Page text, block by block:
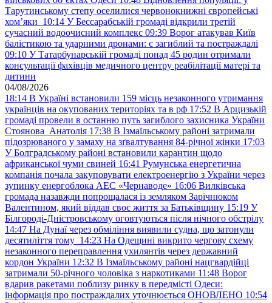
Тарутинському степу оселилися червонокнижні європейські
хом’яки 10:14 У Бессарабській громаді відкрили третій
сучасний водоочисний комплекс 09:39 Ворог атакував Київ
балістикою та ударними дронами: є загиблий та постраждалі
09:10 У Татарбунарській громаді понад 45 родин отримали
консультації фахівців медичного центру реабілітації матері та
дитини
04/08/2026
18:14 В Україні встановили 159 місць незаконного утримання
українців на окупованих територіях та в рф 17:52 В Арцизькій
громаді провели в останню путь загиблого захисника України
Стоянова Анатолія 17:38 В Ізмаїльському районі затримали
підозрюваного у замаху на зґвалтування 84-річної жінки 17:03
У Болградському районі встановили карантин щодо
африканської чуми свиней 16:41 Румунська енергетична
компанія почала закуповувати електроенергію з України через
зупинку енергоблока АЕС «Чернаводе» 16:06 Вилківська
громада назавжди попрощалася із земляком Зарічнюком
Валентином, який віддав своє життя за Батьківщину 15:19 У
Білгороді-Дністровському оговтуються після нічного обстрілу
14:47 На Дунаї через обміління виявили судна, що затонули
десятиліття тому 14:23 На Одещині викрито чергову схему
незаконного переправлення ухилянтів через державний
кордон України 12:32 В Ізмаїльському районі нацгвардійці
затримали 50-річного чоловіка з наркотиками 11:48 Ворог
вдарив ракетами поблизу ринку в передмісті Одеси:
інформація про постраждалих уточнюється ОНОВЛЕНО 10:54